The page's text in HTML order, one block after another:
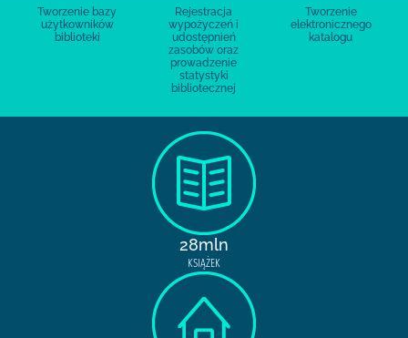
Tworzenie bazy
użytkowników
biblioteki
Rejestracja
wypożyczeń i
udostępnień
zasobów oraz
prowadzenie
statystyki
bibliotecznej
Tworzenie
elektronicznego
katalogu
28mln
KSIĄŻEK